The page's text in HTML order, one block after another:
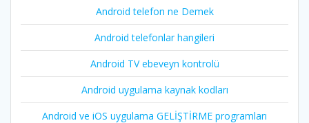
Android telefon ne Demek
Android telefonlar hangileri
Android TV ebeveyn kontrolü
Android uygulama kaynak kodları
Android ve iOS uygulama GELİŞTİRME programları